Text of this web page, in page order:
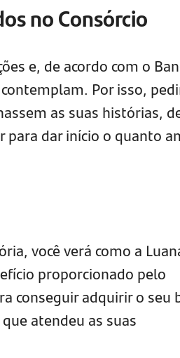
no Consórcio
e, de acordo com o
Por isso,
as suas histórias,
para dar início o quanto
você verá como a
proporcionado pelo
conseguir adquirir o seu
atendeu as suas